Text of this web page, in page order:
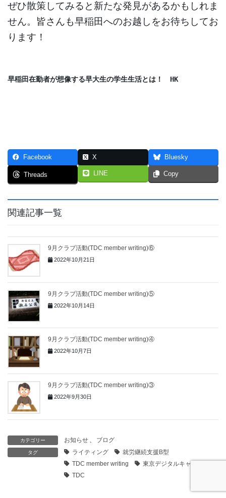
ぜひ散策してみると新たな発見があるかもしれま
せん。皆さんも早稲田へのお越しをお待ちしてお
ります！
早稲田在勤者が想像する早大生の学生生活とは！ HK
Facebook X Bluesky
Threads LINE Copy
関連記事一覧
9月クラブ活動(TDC member writing)⑥
2022年10月21日
9月クラブ活動(TDC member writing)⑤
2022年10月14日
9月クラブ活動(TDC member writing)④
2022年10月7日
9月クラブ活動(TDC member writing)③
2022年9月30日
カテゴリー お知らせ 、 ブログ
タグ ライティング
就労継続支援B型
TDC member writing
東京デジタルキャリア
TDC